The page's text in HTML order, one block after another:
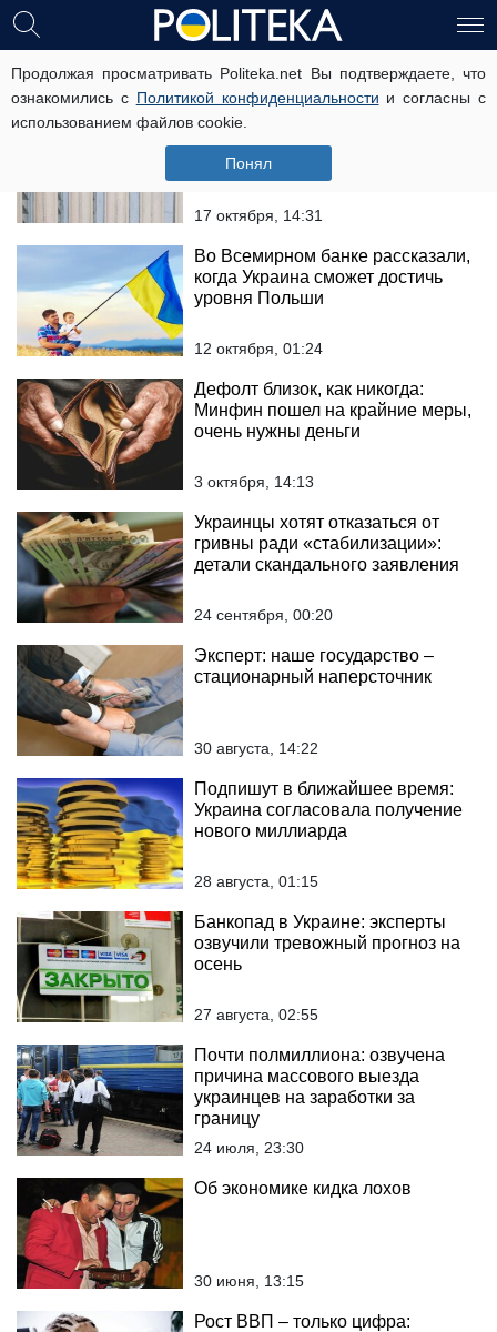
Продолжая просматривать Politeka.net Вы подтверждаете, что
ознакомились с Политикой конфиденциальности и согласны с
использованием файлов cookie.
Понял
экономика украины
Отопительный сезон: повезет не
всем, готовьте кошельки
17 октября, 14:31
Во Всемирном банке рассказали,
когда Украина сможет достичь
уровня Польши
12 октября, 01:24
Дефолт близок, как никогда:
Минфин пошел на крайние меры,
очень нужны деньги
3 октября, 14:13
Украинцы хотят отказаться от
гривны ради «стабилизации»:
детали скандального заявления
24 сентября, 00:20
Эксперт: наше государство –
стационарный наперсточник
30 августа, 14:22
Подпишут в ближайшее время:
Украина согласовала получение
нового миллиарда
28 августа, 01:15
Банкопад в Украине: эксперты
озвучили тревожный прогноз на
осень
27 августа, 02:55
Почти полмиллиона: озвучена
причина массового выезда
украинцев на заработки за
границу
24 июля, 23:30
Об экономике кидка лохов
30 июня, 13:15
Рост ВВП – только цифра: